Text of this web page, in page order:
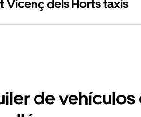
Vicenç dels Horts taxis
de vehículos